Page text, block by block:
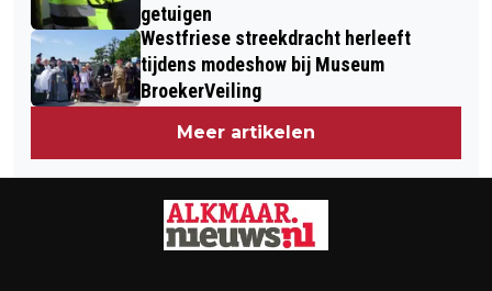
getuigen
Westfriese streekdracht herleeft
tijdens modeshow bij Museum
BroekerVeiling
Meer artikelen